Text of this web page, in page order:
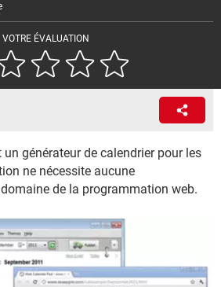
VOTRE ÉVALUATION
un générateur de calendrier pour les
ne nécessite aucune
de la programmation web.